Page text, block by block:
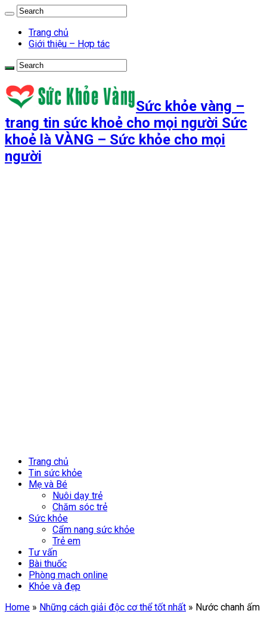
Trang chủ
Giới thiệu – Hợp tác
Sức khỏe vàng –
trang tin sức khoẻ cho mọi người Sức
khoẻ là VÀNG – Sức khỏe cho mọi
người
Trang chủ
Tin sức khỏe
Mẹ và Bé
Nuôi dạy trẻ
Chăm sóc trẻ
Sức khỏe
Cẩm nang sức khỏe
Trẻ em
Tư vấn
Bài thuốc
Phòng mạch online
Khỏe và đẹp
Home » Những cách giải độc cơ thể tốt nhất » Nước chanh ấm